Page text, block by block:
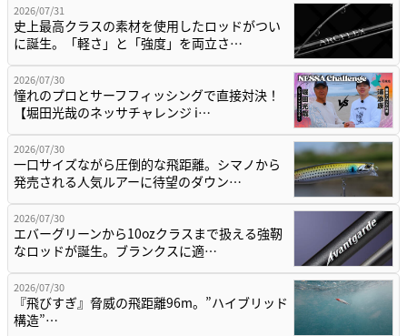
2026/07/31
史上最高クラスの素材を使用したロッドがつい
に誕生。「軽さ」と「強度」を両立さ…
2026/07/30
憧れのプロとサーフフィッシングで直接対決！
【堀田光哉のネッサチャレンジ i…
2026/07/30
一口サイズながら圧倒的な飛距離。シマノから
発売される人気ルアーに待望のダウン…
2026/07/30
エバーグリーンから10ozクラスまで扱える強靭
なロッドが誕生。ブランクスに適…
2026/07/30
『飛びすぎ』脅威の飛距離96m。”ハイブリッド
構造”…